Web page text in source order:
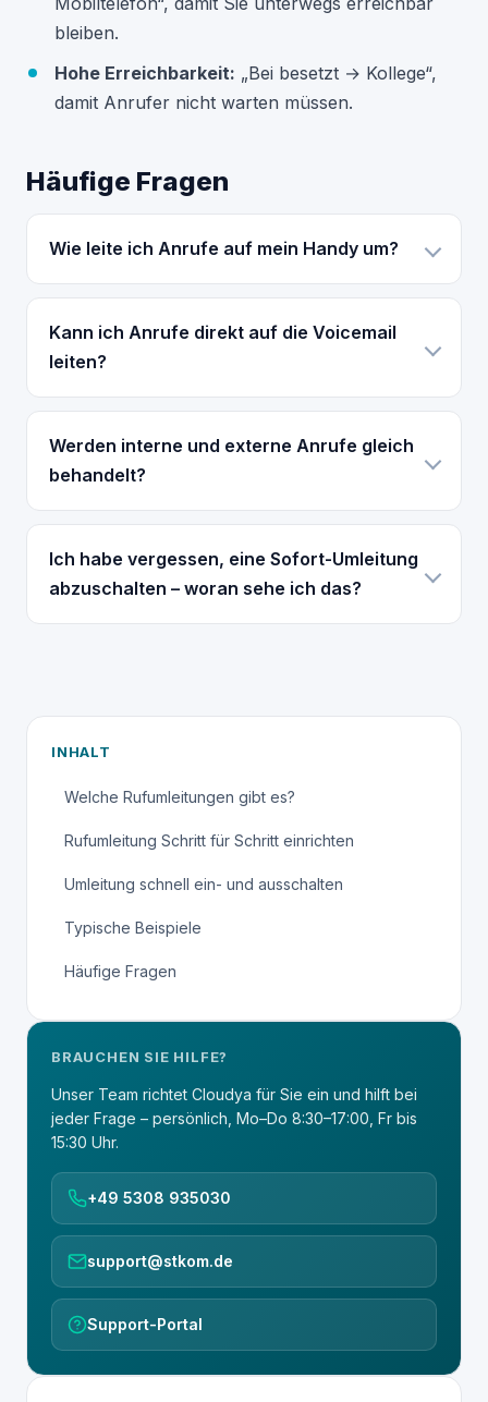
bleiben.
Hohe Erreichbarkeit: „Bei besetzt → Kollege“,
damit Anrufer nicht warten müssen.
Häufige Fragen
Wie leite ich Anrufe auf mein Handy um?
Kann ich Anrufe direkt auf die Voicemail
leiten?
Werden interne und externe Anrufe gleich
behandelt?
Ich habe vergessen, eine Sofort-Umleitung
abzuschalten – woran sehe ich das?
INHALT
Welche Rufumleitungen gibt es?
Rufumleitung Schritt für Schritt einrichten
Umleitung schnell ein- und ausschalten
Typische Beispiele
Häufige Fragen
BRAUCHEN SIE HILFE?
Unser Team richtet Cloudya für Sie ein und hilft bei
jeder Frage – persönlich, Mo–Do 8:30–17:00, Fr bis
15:30 Uhr.
+49 5308 935030
support@stkom.de
Support-Portal